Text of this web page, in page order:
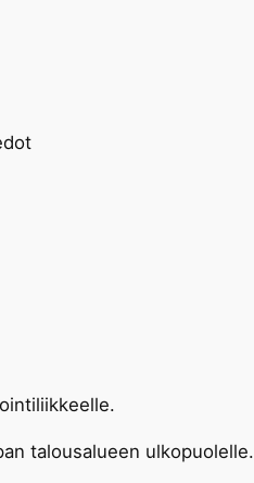
talousalueen ulkopuolelle.